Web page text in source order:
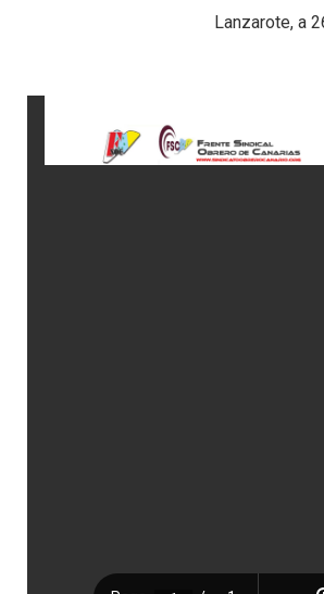
Lanzarote, a